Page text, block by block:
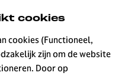
cookies
cookies (Functioneel,
zijn om de website
Door op